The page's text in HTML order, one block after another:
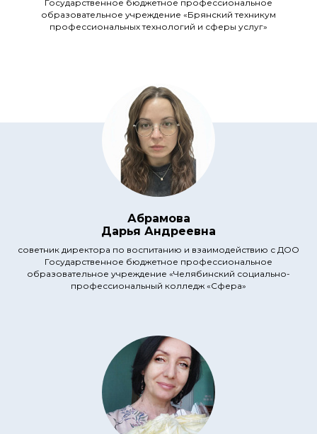
Государственное бюджетное профессиональное
образовательное учреждение «Брянский техникум
профессиональных технологий и сферы услуг»
Абрамова
Дарья Андреевна
советник директора по воспитанию и взаимодействию с ДОО
Государственное бюджетное профессиональное
образовательное учреждение «Челябинский социально-
профессиональный колледж «Сфера»